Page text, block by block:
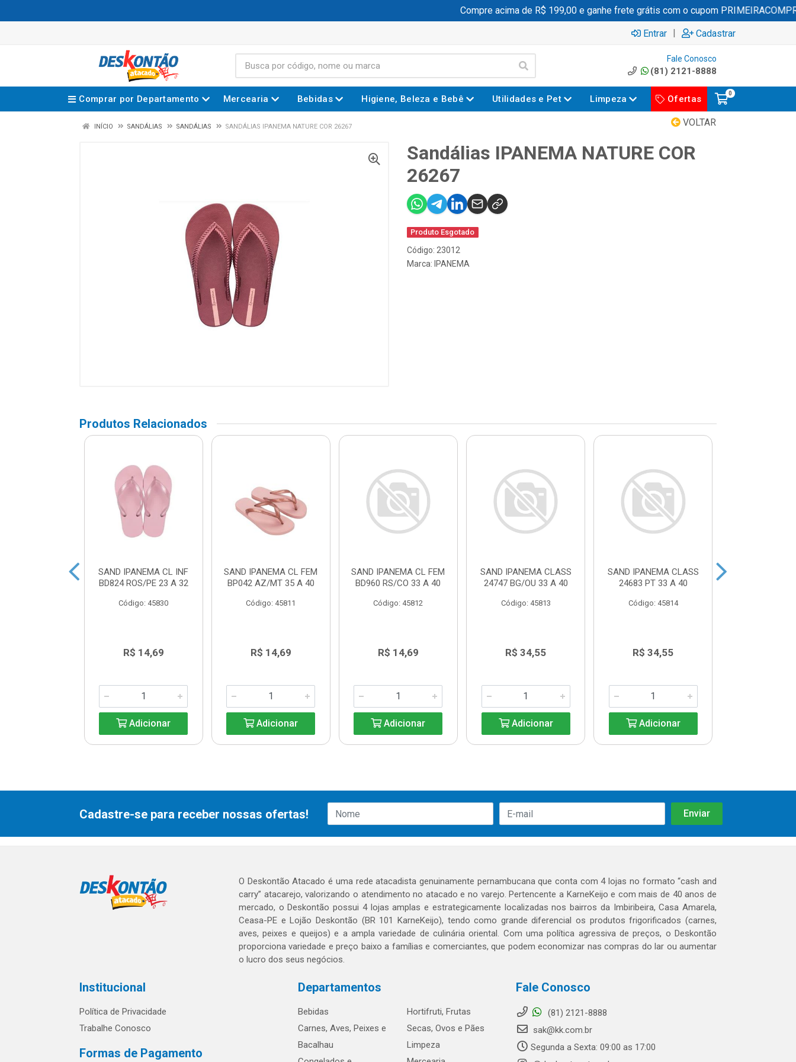
Compre acima de R$ 199,00 e ganhe frete grátis com o cupom PRIMEIRACOMPRA
Entrar | Cadastrar
Fale Conosco
(81) 2121-8888
Comprar por Departamento Mercearia Bebidas Higiene, Beleza e Bebê Utilidades e Pet Limpeza Ofertas
0
VOLTAR
INÍCIO SANDÁLIAS SANDÁLIAS SANDÁLIAS IPANEMA NATURE COR 26267
Sandálias IPANEMA NATURE COR
26267
Produto Esgotado
Código: 23012
Marca: IPANEMA
Produtos Relacionados
SAND IPANEMA CL INF
BD824 ROS/PE 23 A 32
Código: 45830
R$ 14,69
Adicionar
SAND IPANEMA CL FEM
BP042 AZ/MT 35 A 40
Código: 45811
R$ 14,69
Adicionar
SAND IPANEMA CL FEM
BD960 RS/CO 33 A 40
Código: 45812
R$ 14,69
Adicionar
SAND IPANEMA CLASS
24747 BG/OU 33 A 40
Código: 45813
R$ 34,55
Adicionar
SAND IPANEMA CLASS
24683 PT 33 A 40
Código: 45814
R$ 34,55
Adicionar
Cadastre-se para receber nossas ofertas!
O Deskontão Atacado é uma rede atacadista genuinamente pernambucana que conta com 4 lojas no formato “cash and
carry” atacarejo, valorizando o atendimento no atacado e no varejo. Pertencente a KarneKeijo e com mais de 40 anos de
mercado, o Deskontão possui 4 lojas amplas e estrategicamente localizadas nos bairros da Imbiribeira, Casa Amarela,
Ceasa-PE e Lojão Deskontão (BR 101 KarneKeijo), tendo como grande diferencial os produtos frigorificados (carnes,
aves, peixes e queijos) e a ampla variedade de culinária oriental. Com uma política agressiva de preços, o Deskontão
proporciona variedade e preço baixo a famílias e comerciantes, que podem economizar nas compras do lar ou aumentar
o lucro dos seus negócios.
Institucional
Política de Privacidade
Trabalhe Conosco
Formas de Pagamento
Departamentos
Bebidas
Carnes, Aves, Peixes e
Bacalhau
Hortifruti, Frutas
Secas, Ovos e Pães
Limpeza
Fale Conosco
(81) 2121-8888
sak@kk.com.br
Segunda a Sexta: 09:00 as 17:00